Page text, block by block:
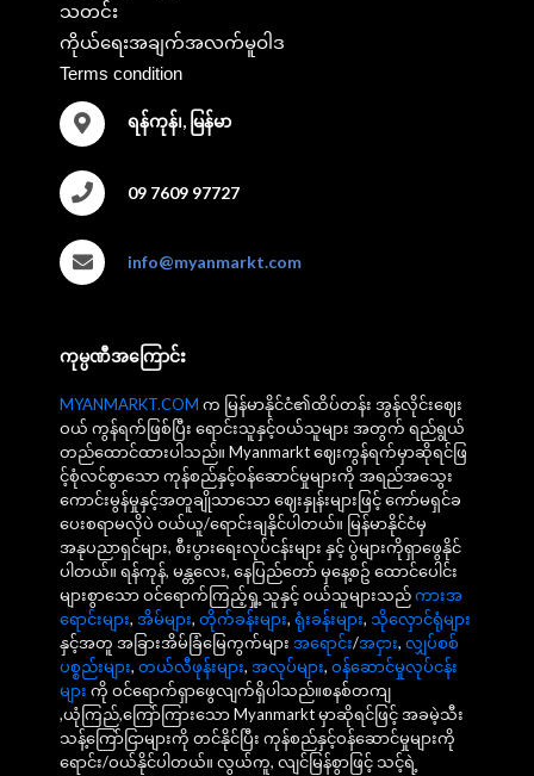
သတင်း
ကိုယ်ရေးအချက်အလက်မူဝါဒ
Terms condition
ရန်ကုန်၊, မြန်မာ
09 7609 97727
info@myanmarkt.com
ကုမ္ပဏီအကြောင်း
MYANMARKT.COM က မြန်မာနိုင်ငံ၏ထိပ်တန်း အွန်လိုင်းဈေး
ဝယ် ကွန်ရက်ဖြစ်ပြီး ရောင်းသူနှင့်ဝယ်သူများ အတွက် ရည်ရွယ်
တည်ထောင်ထားပါသည်။ Myanmarkt ဈေးကွန်ရက်မှာဆိုရင်ဖြ
င့်စုံလင်စွာသော ကုန်စည်နှင့်ဝန်ဆောင်မှုများကို အရည်အသွေး
ကောင်းမွန်မှုနှင့်အတူချိုသာသော ဈေးနှုန်းများဖြင့် ကော်မရှင်ခ
ပေးစရာမလိုပဲ ဝယ်ယူ/ရောင်းချနိုင်ပါတယ်။ မြန်မာနိုင်ငံမှ
အနုပညာရှင်များ, စီးပွားရေးလုပ်ငန်းများ နှင့် ပွဲများကိုရှာဖွေနိုင်
ပါတယ်။ ရန်ကုန်, မန္တလေး, နေပြည်တော် မှနေ့စဥ် ထောင်ပေါင်း
များစွာသော ဝင်ရောက်ကြည့်ရှု့သူနှင့် ဝယ်သူများသည်ကားအ
ရောင်းများ, အိမ်များ, တိုက်ခန်းများ, ရုံးခန်းများ, သိုလှောင်ရုံများ
နှင့်အတူ အခြားအိမ်ခြံမြေကွက်များ အရောင်း/အငှား, လျှပ်စစ်
ပစ္စည်းများ, တယ်လီဖုန်းများ, အလုပ်များ, ဝန်ဆောင်မှုလုပ်ငန်း
များ ကို ဝင်ရောက်ရှာဖွေလျက်ရှိပါသည်။စနစ်တကျ
,ယုံကြည်,ကြော်ကြားသော Myanmarkt မှာဆိုရင်ဖြင့် အခမဲ့သီး
သန့်ကြော်ငြာများကို တင်နိုင်ပြီး ကုန်စည်နှင့်ဝန်ဆောင်မှုများကို
ရောင်း/ဝယ်နိုင်ပါတယ်။ လွယ်ကူ, လျင်မြန်စွာဖြင့် သင့်ရဲ့